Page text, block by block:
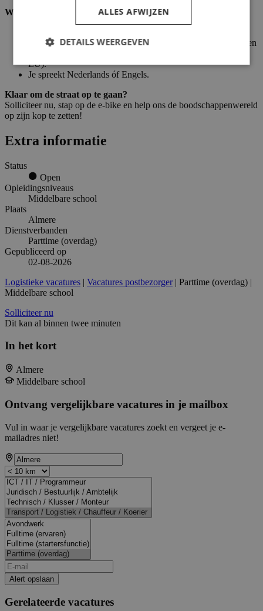
Wat we van jou vragen:
Je hebt een geldige werkvergunning in Nederland (wij bieden
EU).
Je spreekt Nederlands óf Engels.
Klaar om de straat op te gaan?
Solliciteer nu, stap op de e-bike en help ons de boodschappenwereld
op zijn kop te zetten!
Extra informatie
Status
Open
Opleidingsniveaus
Middelbare school
Plaats
Almere
Dienstverbanden
Parttime (overdag)
Gepubliceerd op
02-08-2026
Logistieke vacatures | Vacatures postbezorger| Parttime (overdag) |
Middelbare school
Solliciteer nu
Dit kan al binnen twee minuten
In het kort
Almere
Middelbare school
Ontvang vergelijkbare vacatures in je mailbox
Vul in waar je vergelijkbare vacatures zoekt en vergeet je e-
mailadres niet!
Alert opslaan
Gerelateerde vacatures
ALLES AFWIJZEN
DETAILS WEERGEVEN